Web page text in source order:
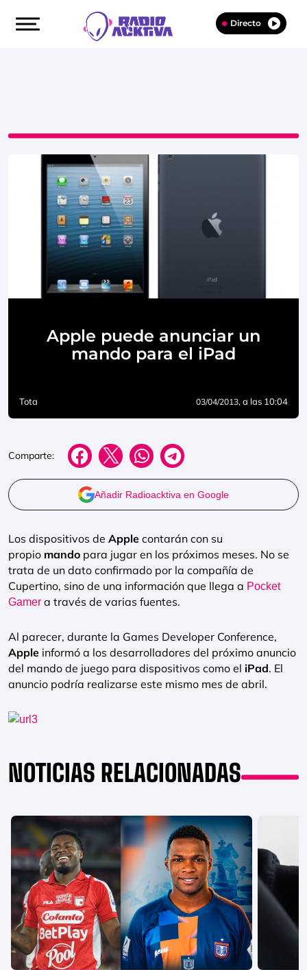
Directo
Apple puede anunciar un
mando para el iPad
Tota 03/04/2013, a las 10:04
Comparte:
Añadir Radioacktiva en Google
Los dispositivos de Apple contarán con su
propio mando para jugar en los próximos meses. No se
trata de un dato confirmado por la compañía de
Cupertino, sino de una información que llega a Pocket
Gamer a través de varias fuentes.
Al parecer, durante la Games Developer Conference,
Apple informó a los desarrolladores del próximo anuncio
del mando de juego para dispositivos como el iPad. El
anuncio podría realizarse este mismo mes de abril.
NOTICIAS RELACIONADAS